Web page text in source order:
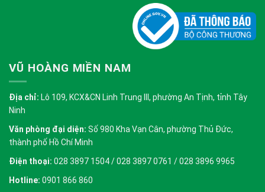
VŨ HOÀNG MIỀN NAM
Địa chỉ: Lô 109, KCX&CN Linh Trung III, phường An Tịnh, tỉnh Tây
Ninh
Văn phòng đại diện: Số 980 Kha Vạn Cân, phường Thủ Đức,
thành phố Hồ Chí Minh
Điện thoại: 028 3897 1504 / 028 3897 0761 / 028 3896 9965
Hotline: 0901 866 860